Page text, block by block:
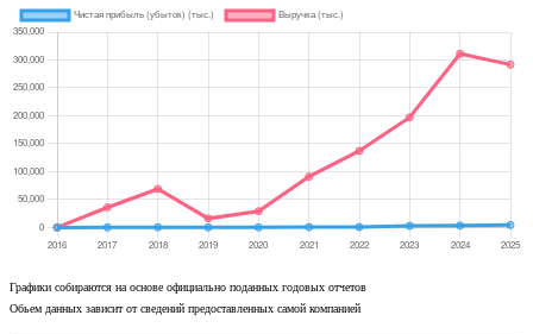
Графики собираются на основе официально поданных годовых отчетов
Обьем данных зависит от сведений предоставленных самой компанией